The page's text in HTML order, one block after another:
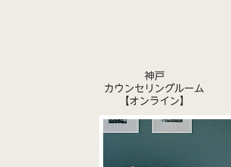
神戸
カウンセリングルーム
​【オンライン】